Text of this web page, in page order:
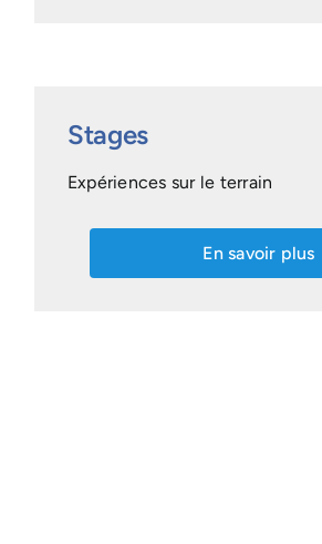
Stages
Expériences sur le terrain
En savoir plus